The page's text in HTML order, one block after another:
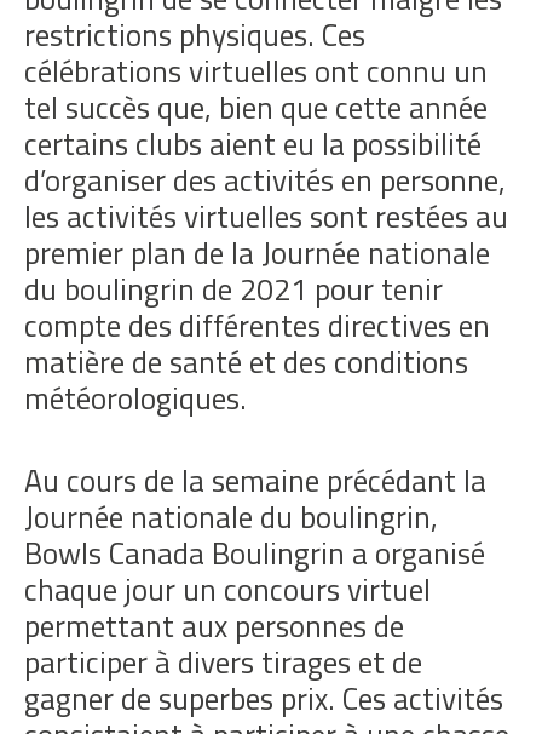
restrictions physiques. Ces
célébrations virtuelles ont connu un
tel succès que, bien que cette année
certains clubs aient eu la possibilité
d’organiser des activités en personne,
les activités virtuelles sont restées au
premier plan de la Journée nationale
du boulingrin de 2021 pour tenir
compte des différentes directives en
matière de santé et des conditions
météorologiques.
Au cours de la semaine précédant la
Journée nationale du boulingrin,
Bowls Canada Boulingrin a organisé
chaque jour un concours virtuel
permettant aux personnes de
participer à divers tirages et de
gagner de superbes prix. Ces activités